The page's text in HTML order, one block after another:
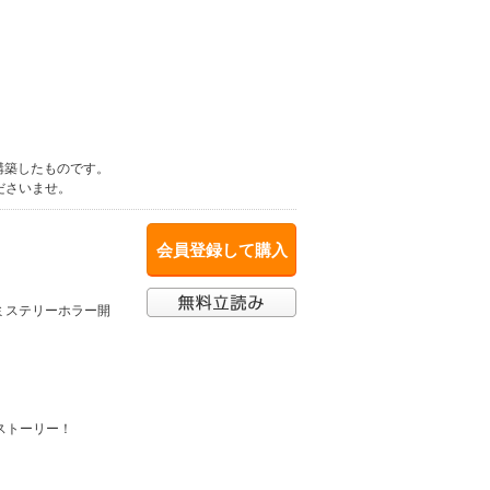
したものです。
いませ。
会員登録して購入
ステリーホラー開
ーリー！